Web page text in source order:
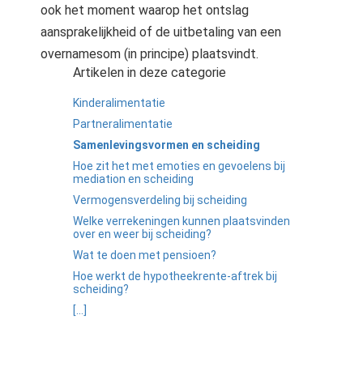
ook het moment waarop het ontslag
aansprakelijkheid of de uitbetaling van een
overnamesom (in principe) plaatsvindt.
Artikelen in deze categorie
Kinderalimentatie
Partneralimentatie
Samenlevingsvormen en scheiding
Hoe zit het met emoties en gevoelens bij
mediation en scheiding
Vermogensverdeling bij scheiding
Welke verrekeningen kunnen plaatsvinden
over en weer bij scheiding?
Wat te doen met pensioen?
Hoe werkt de hypotheekrente-aftrek bij
scheiding?
[...]